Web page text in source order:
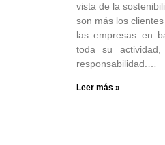
vista de la
son más los
las empresas en
toda su
responsabilidad.…
Leer más »